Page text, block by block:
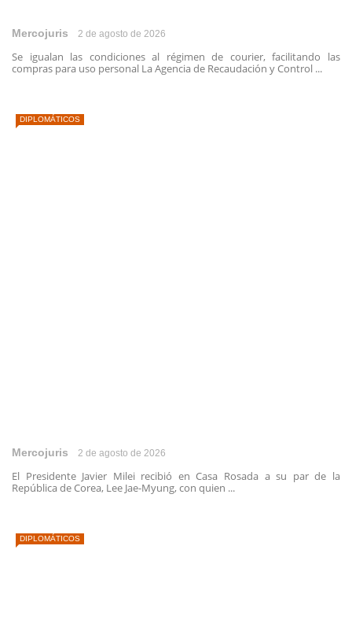
Mercojuris 2 de agosto de 2026
Se igualan las condiciones al régimen de courier, facilitando las
compras para uso personal La Agencia de Recaudación y Control ...
DIPLOMÁTICOS
Mercojuris 2 de agosto de 2026
El Presidente Javier Milei recibió en Casa Rosada a su par de la
República de Corea, Lee Jae-Myung, con quien ...
DIPLOMÁTICOS